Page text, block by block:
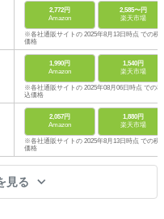
2,772円
Amazon
2,585〜円
楽天市場
※各社通販サイトの 2025年8月13日時点 での税
価格
1,990円
Amazon
1,540円
楽天市場
※各社通販サイトの 2025年08月06日時点 での税
込価格
2,057円
Amazon
1,880円
楽天市場
※各社通販サイトの 2025年8月13日時点 での税
価格
見る